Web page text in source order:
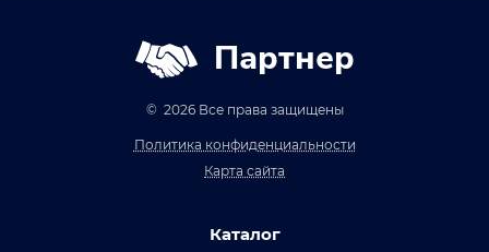
Партнер
© 2026 Все права защищены
Политика конфиденциальности
Карта сайта
Каталог